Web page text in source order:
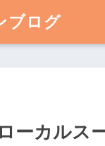
ブログ
ーカルス